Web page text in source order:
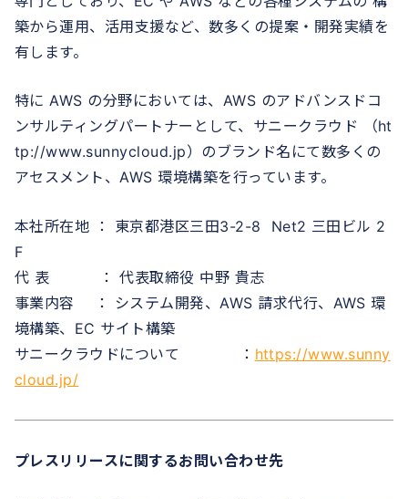
築から運用、活用支援など、数多くの提案・開発実績を
有します。
特に AWS の分野においては、AWS のアドバンスドコ
ンサルティングパートナーとして、サニークラウド （ht
tp://www.sunnycloud.jp）のブランド名にて数多くの
アセスメント、AWS 環境構築を行っています。
本社所在地 ： 東京都港区三田3-2-8 Net2 三田ビル 2
F
代 表 ： 代表取締役 中野 貴志
事業内容 ： システム開発、AWS 請求代行、AWS 環
境構築、EC サイト構築
サニークラウドについて ： https://www.sunny
cloud.jp/
プレスリリースに関するお問い合わせ先